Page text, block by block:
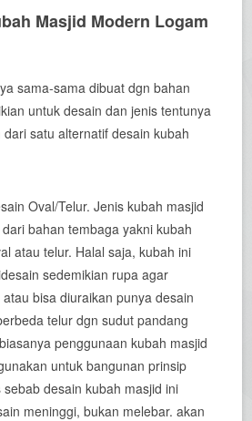
Masjid Modern Logam
sama-sama dibuat dgn bahan
untuk desain dan jenis tentunya
satu alternatif desain kubah
Oval/Telur. Jenis kubah masjid
bahan tembaga yakni kubah
atau telur. Halal saja, kubah ini
sedemikian rupa agar
bisa diuraikan punya desain
telur dgn sudut pandang
penggunaan kubah masjid
untuk bangunan prinsip
desain kubah masjid ini
meninggi, bukan melebar. akan